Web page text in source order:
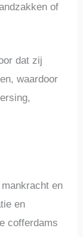
of
dat zij
waardoor
en
en
cofferdams